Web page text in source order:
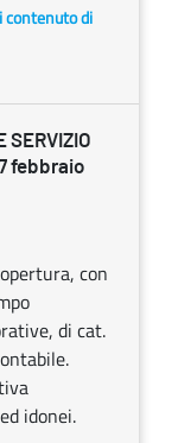
contenuto di
SERVIZIO
7 febbraio
con
di cat.
idonei.